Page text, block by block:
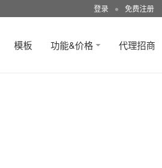
登录 ● 免费注册
模板 功能&价格 代理招商